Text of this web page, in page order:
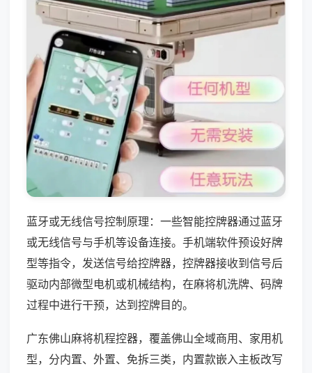
蓝牙或无线信号控制原理：一些智能控牌器通过蓝牙
或无线信号与手机等设备连接。手机端软件预设好牌
型等指令，发送信号给控牌器，控牌器接收到信号后
驱动内部微型电机或机械结构，在麻将机洗牌、码牌
过程中进行干预，达到控牌目的。
广东佛山麻将机程控器，覆盖佛山全域商用、家用机
型，分内置、外置、免拆三类，内置款嵌入主板改写